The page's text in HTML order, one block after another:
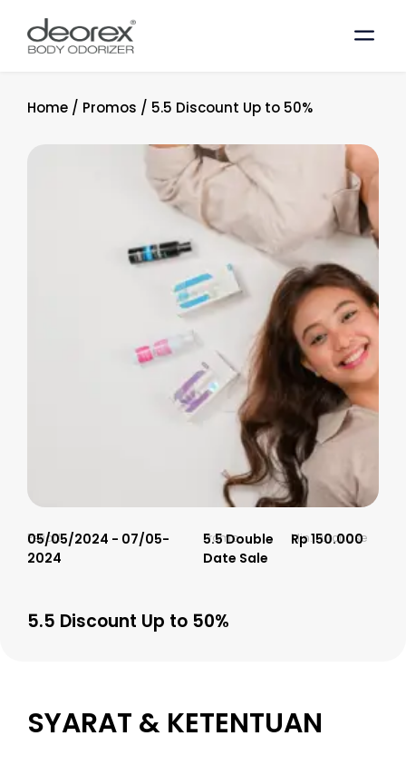
Home / Promos / 5.5 Discount Up to 50%
Promo
5.5 Double
Date Sale
Period
05/05/2024 - 07/05-
2024
Min. Purchase
Rp 150.000
5.5 Discount Up to 50%
SYARAT & KETENTUAN